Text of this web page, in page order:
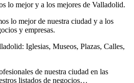
lo mejor y a los mejores de Valladolid.
lo mejor de nuestra ciudad y a los
y empresas.
Iglesias, Museos, Plazas, Calles,
de nuestra ciudad en las
listados de negocios…